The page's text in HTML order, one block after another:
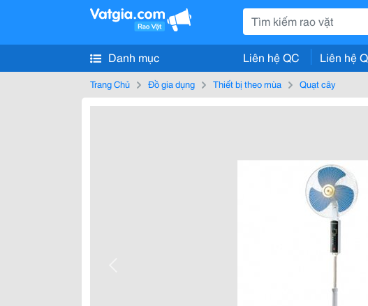
Danh mục Liên hệ QC Liên hệ
Trang Chủ Đồ gia dụng Thiết bị theo mùa Quạt cây